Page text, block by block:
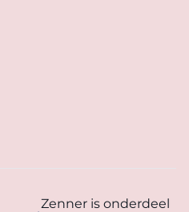
Zenner is onderdeel